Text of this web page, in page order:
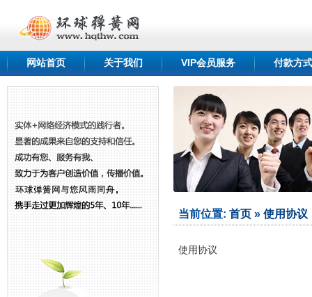
网站首页 关于我们 VIP会员服务 付款方式
当前位置: 首页 » 使用协议
使用协议